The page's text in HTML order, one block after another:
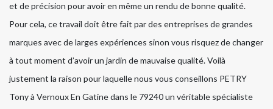
et de précision pour avoir en même un rendu de bonne qualité.
Pour cela, ce travail doit être fait par des entreprises de grandes
marques avec de larges expériences sinon vous risquez de changer
à tout moment d’avoir un jardin de mauvaise qualité. Voilà
justement la raison pour laquelle nous vous conseillons PETRY
Tony à Vernoux En Gatine dans le 79240 un véritable spécialiste